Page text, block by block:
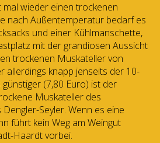
mal wieder einen trockenen
nach Außentemperatur bedarf es
und einer Kühlmanschette,
mit der grandiosen Aussicht
trockenen Muskateller von
allerdings knapp jenseits der 10-
(7,80 Euro) ist der
Muskateller des
Seyler. Wenn es eine
führt kein Weg am Weingut
Haardt vorbei.